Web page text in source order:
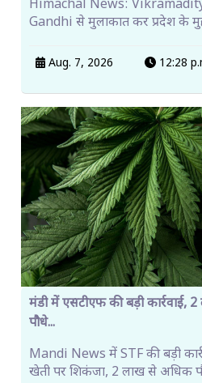
Himachal News:
Gandhi से मुलाकात कर प्रदेश के
Aug. 7, 2026 12:28
मंडी में एसटीएफ की बड़ी
पौधे...
Mandi News में STF की बड़ी
खेती पर शिकंजा, 2 लाख से अधिक